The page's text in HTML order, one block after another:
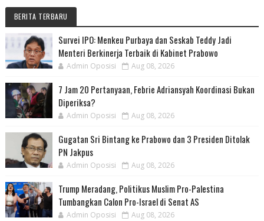
BERITA TERBARU
Survei IPO: Menkeu Purbaya dan Seskab Teddy Jadi
Menteri Berkinerja Terbaik di Kabinet Prabowo
Admin Oposisi Aug 08, 2026
7 Jam 20 Pertanyaan, Febrie Adriansyah Koordinasi Bukan
Diperiksa?
Admin Oposisi Aug 08, 2026
Gugatan Sri Bintang ke Prabowo dan 3 Presiden Ditolak
PN Jakpus
Admin Oposisi Aug 08, 2026
Trump Meradang, Politikus Muslim Pro-Palestina
Tumbangkan Calon Pro-Israel di Senat AS
Admin Oposisi Aug 08, 2026